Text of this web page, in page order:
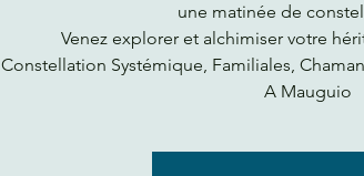
une matinée de
Venez explorer et alchimiser votre
Constellation Systémique, Familiales,
A Mauguio